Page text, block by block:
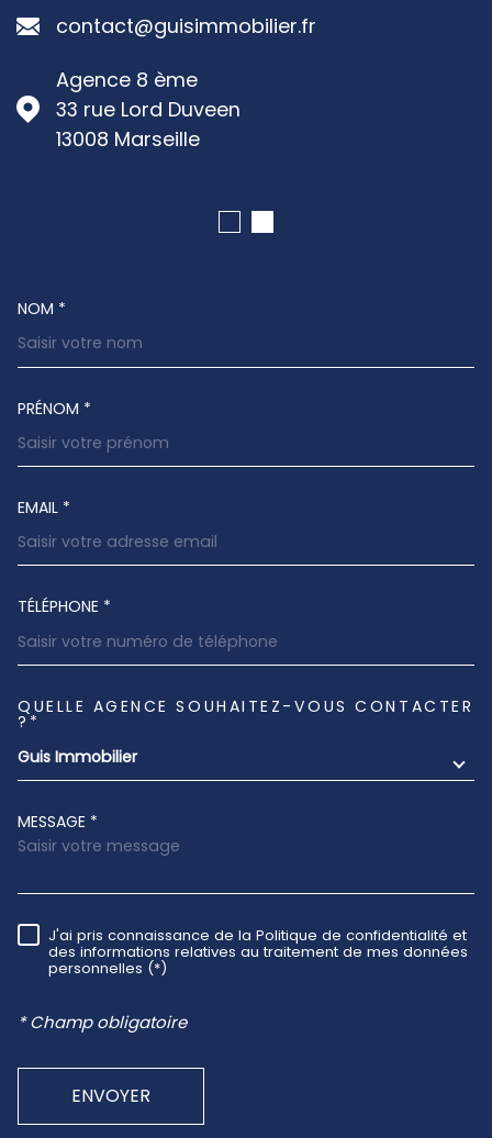
contact@guisimmobilier.fr
Agence 8 ème
33 rue Lord Duveen
13008
Marseille
TRAD_MELTEM_VOSCOORDONNEES
NOM *
PRÉNOM *
EMAIL *
TÉLÉPHONE *
TRAD_MELTEM_VOREDEMANDE
QUELLE AGENCE SOUHAITEZ-VOUS CONTACTER
?*
Guis Immobilier
MESSAGE *
RÈGLEMENTATION
J'ai pris connaissance de la Politique de confidentialité et
des informations relatives au traitement de mes données
personnelles (*)
* Champ obligatoire
ENVOYER